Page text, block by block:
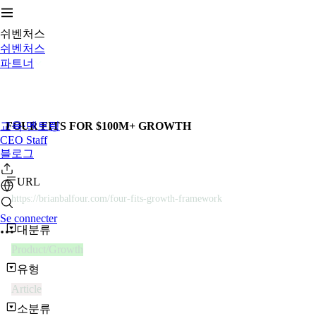
쉬벤처스
쉬벤처스
파트너
교육·멘토링
CEO Staff
블로그
Se connecter
FOUR FITS FOR $100M+ GROWTH
URL
https://brianbalfour.com/four-fits-growth-framework
대분류
Product/Growth
유형
Article
소분류